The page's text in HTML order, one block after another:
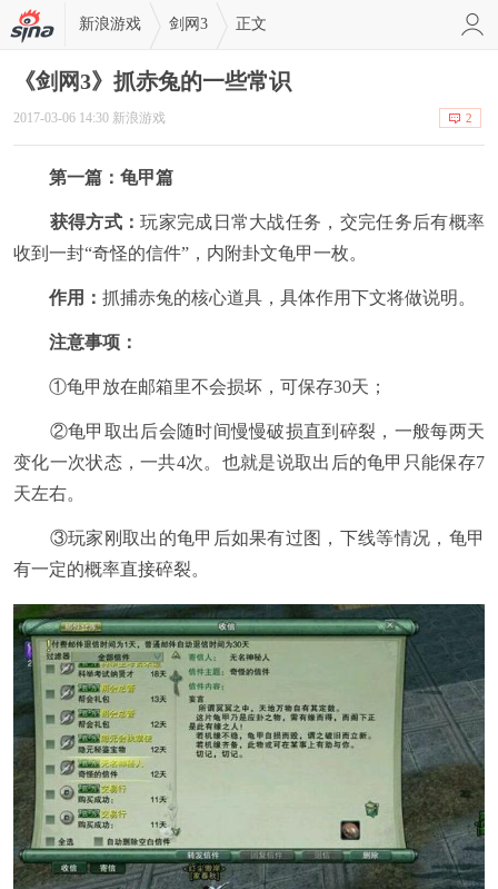
新浪游戏 剑网3 正文
《剑网3》抓赤兔的一些常识
2017-03-06 14:30 新浪游戏 2
第一篇：龟甲篇
获得方式：玩家完成日常大战任务，交完任务后有概率
收到一封“奇怪的信件”，内附卦文龟甲一枚。
作用： 抓捕赤兔的核心道具，具体作用下文将做说明。
注意事项：
①龟甲放在邮箱里不会损坏，可保存30天；
②龟甲取出后会随时间慢慢破损直到碎裂，一般每两天
变化一次状态，一共4次。也就是说取出后的龟甲只能保存7
天左右。
③玩家刚取出的龟甲后如果有过图，下线等情况，龟甲
有一定的概率直接碎裂。